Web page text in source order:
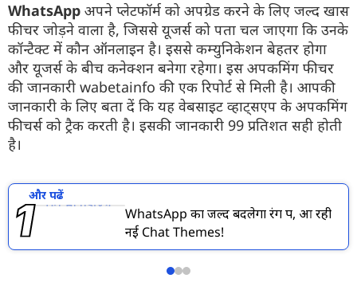
WhatsApp अपने प्लेटफॉर्म को अपग्रेड करने के लिए जल्द खास
फीचर जोड़ने वाला है, जिससे यूजर्स को पता चल जाएगा कि उनके
कॉन्टैक्ट में कौन ऑनलाइन है। इससे कम्युनिकेशन बेहतर होगा
और यूजर्स के बीच कनेक्शन बनेगा रहेगा। इस अपकमिंग फीचर
की जानकारी wabetainfo की एक रिपोर्ट से मिली है। आपकी
जानकारी के लिए बता दें कि यह वेबसाइट व्हाट्सएप के अपकमिंग
फीचर्स को ट्रैक करती है। इसकी जानकारी 99 प्रतिशत सही होती
है।
और पढें
WhatsApp का जल्द बदलेगा रंग रूप, आ रही
नई Chat Themes!